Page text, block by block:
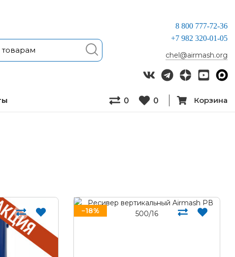
8 800 777-72-36
+7 982 320-01-05
chel@airmash.org
0 0 Корзина
−18%